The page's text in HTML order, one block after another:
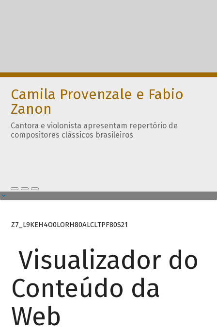
Camila Provenzale e Fabio
Zanon
Cantora e violonista apresentam repertório de
compositores clássicos brasileiros
Z7_L9KEH4O0LORH80ALCLTPF80S21
Visualizador do
Conteúdo da
Web